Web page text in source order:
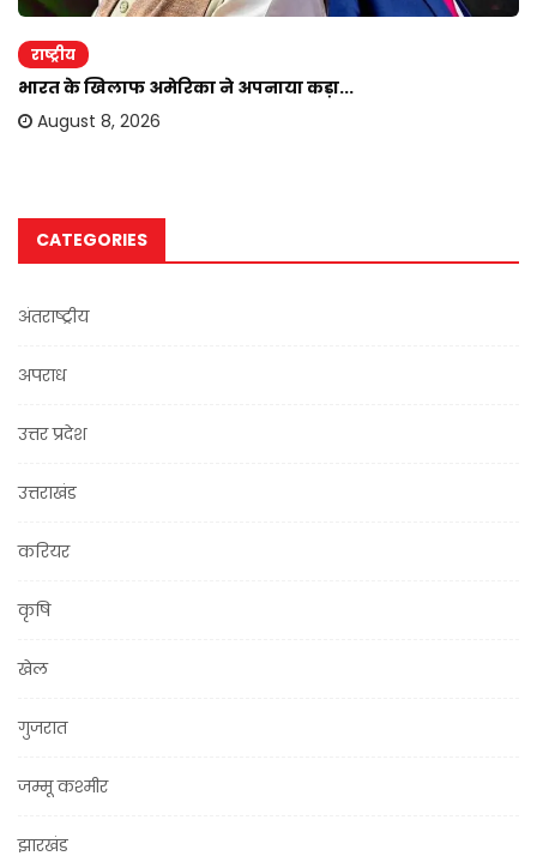
राष्ट्रीय
भारत के खिलाफ अमेरिका ने अपनाया कड़ा...
August 8, 2026
CATEGORIES
अंतराष्ट्रीय
अपराध
उत्तर प्रदेश
उत्तराखंड
करियर
कृषि
खेल
गुजरात
जम्मू कश्मीर
झारखंड